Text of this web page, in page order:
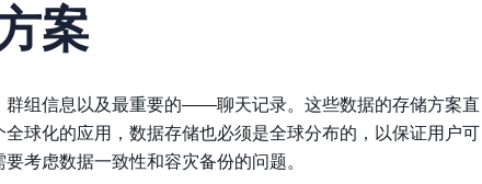
案
群组信息以及最重要的——聊天记录。这些数据的存储方案直
球化的应用，数据存储也必须是全球分布的，以保证用户可
考虑数据一致性和容灾备份的问题。